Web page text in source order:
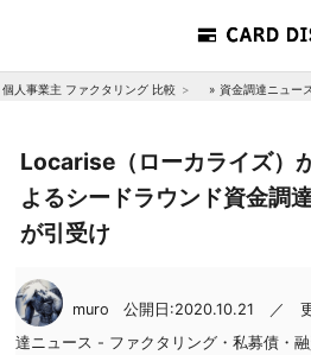
個人事業主 ファクタリング 比較 » 資金調達ニュー
Locarise（ローカライズ）
よるシードラウンド資金調
が引受け
muro 公開日:2020.10.21 ／
達ニュース - ファクタリング・私募債・